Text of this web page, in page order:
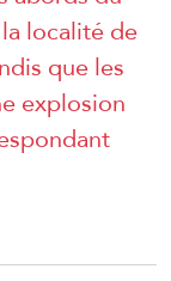
localité de
que les
explosion